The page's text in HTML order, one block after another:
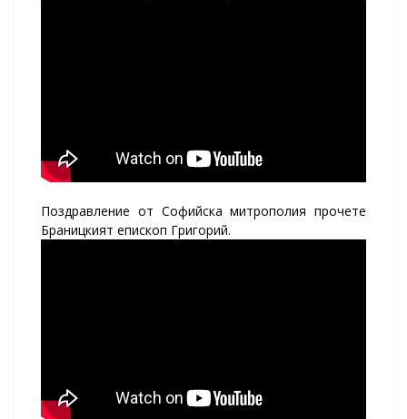
Поздравление от Софийска митрополия прочете
Браницкият епископ Григорий.